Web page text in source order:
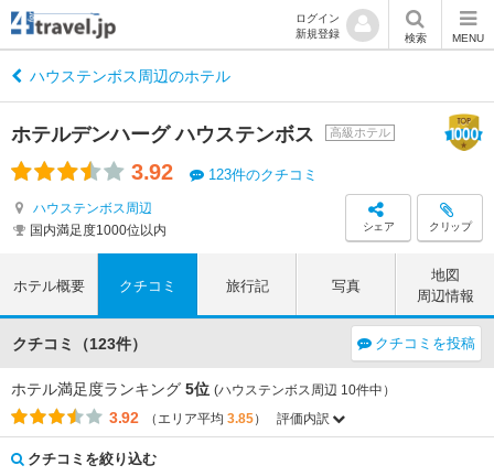
ログイン
新規登録
検索 MENU
ハウステンボス周辺のホテル
ホテルデンハーグ ハウステンボス 高級ホテル
3.92 123件のクチコミ
ハウステンボス周辺
国内満足度1000位以内
シェア クリップ
ホテル概要 クチコミ 旅行記 写真
地図
周辺情報
クチコミ（123件） クチコミを投稿
ホテル満足度ランキング 5位 (ハウステンボス周辺 10件中）
3.92 （エリア平均 3.85）
評価内訳
評価項目
エリア平均
このホテルの平均
アクセス
コストパフォーマンス
クチコミを絞り込む